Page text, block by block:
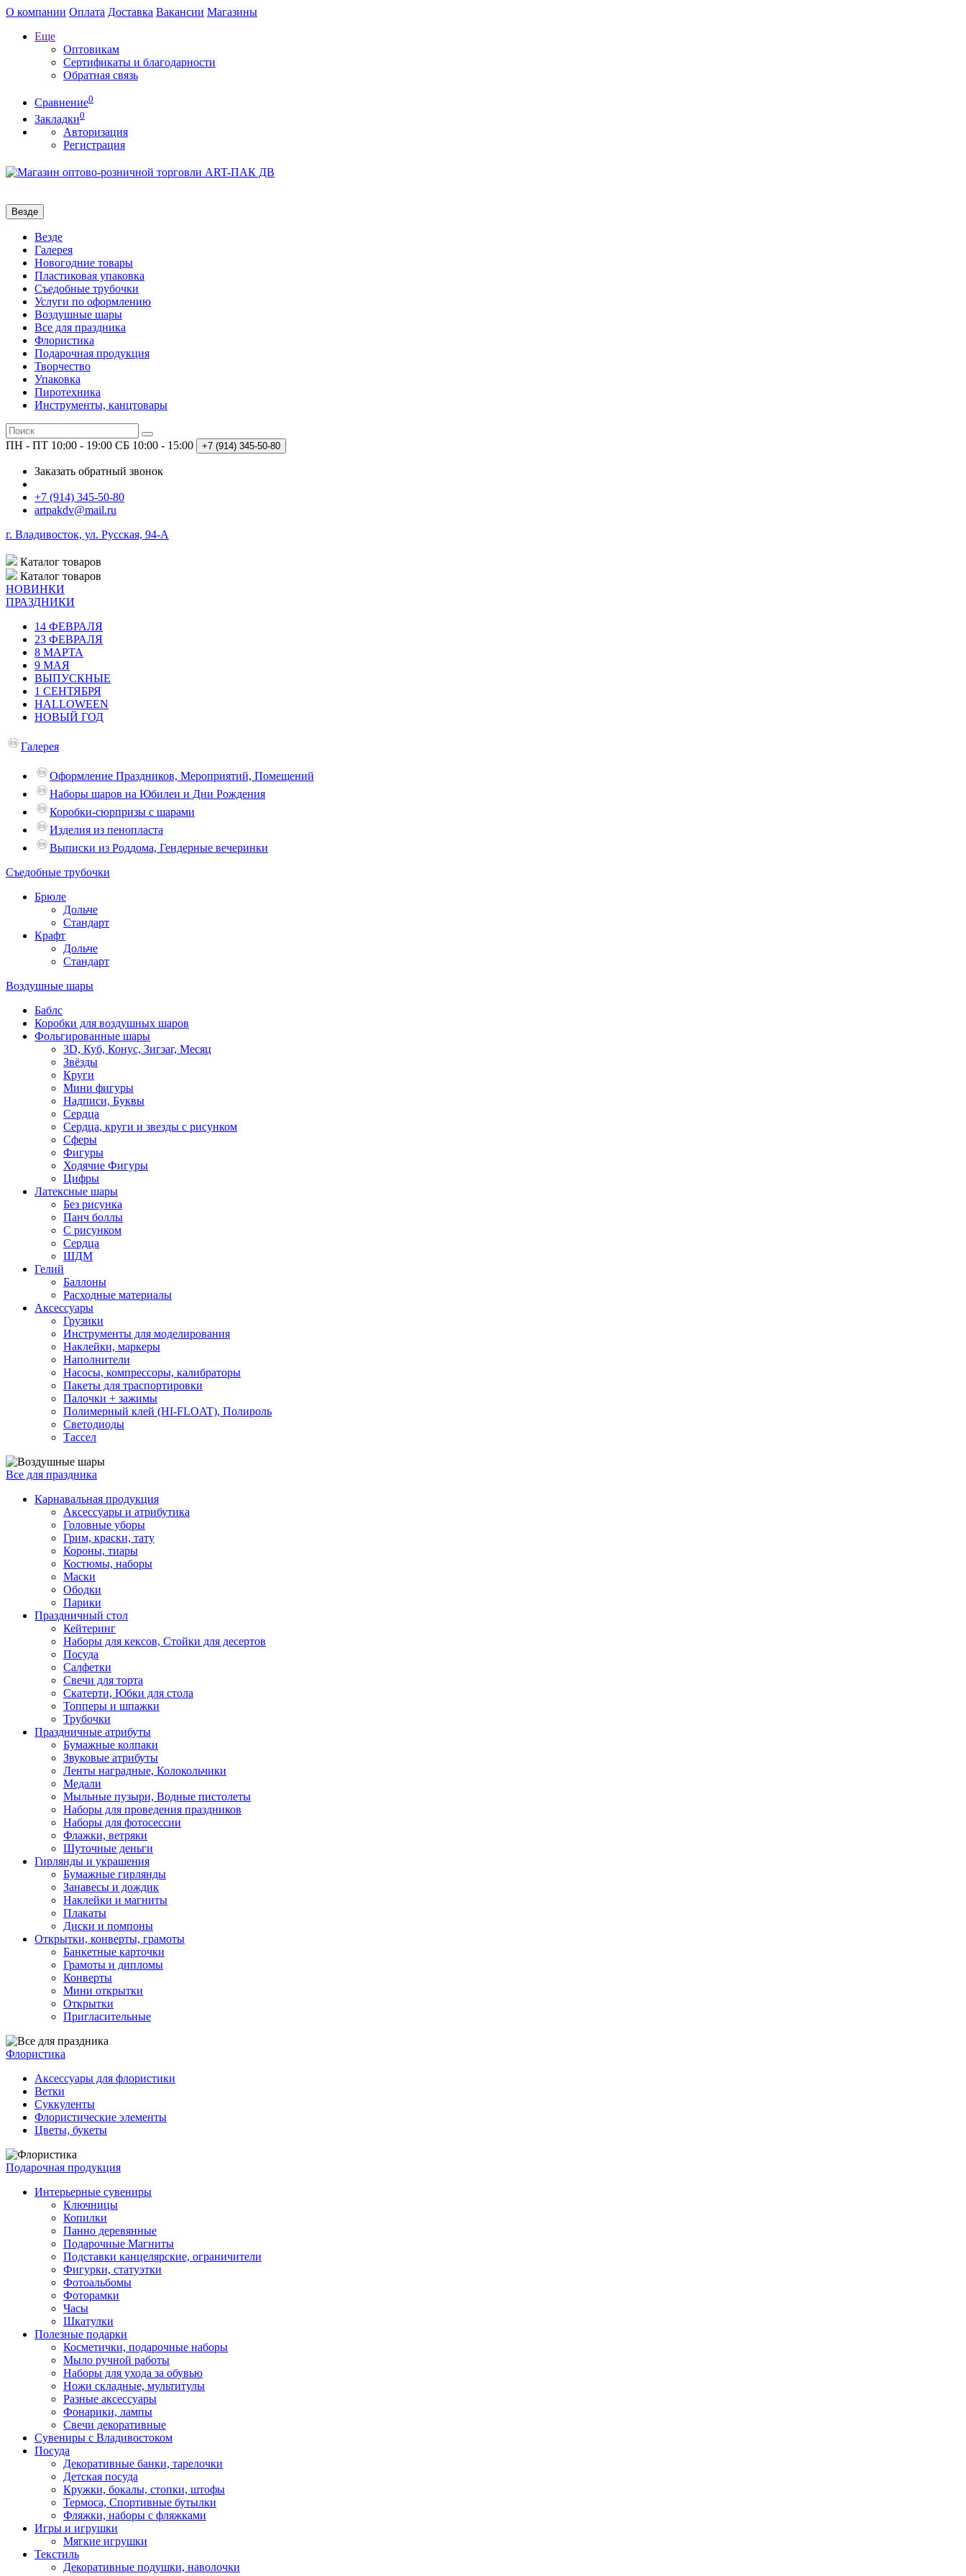
О компании Оплата Доставка Вакансии Магазины
Еще
Оптовикам
Сертификаты и благодарности
Обратная связь
Сравнение0
Закладки0
Авторизация
Регистрация
Везде
Везде
Галерея
Новогодние товары
Пластиковая упаковка
Съедобные трубочки
Услуги по оформлению
Воздушные шары
Все для праздника
Флористика
Подарочная продукция
Творчество
Упаковка
Пиротехника
Инструменты, канцтовары
ПН - ПТ 10:00 - 19:00 СБ 10:00 - 15:00 +7 (914) 345-50-80
Заказать обратный звонок
+7 (914) 345-50-80
artpakdv@mail.ru
г. Владивосток, ул. Русская, 94-А
Каталог товаров
Каталог товаров
НОВИНКИ
ПРАЗДНИКИ
14 ФЕВРАЛЯ
23 ФЕВРАЛЯ
8 МАРТА
9 МАЯ
ВЫПУСКНЫЕ
1 СЕНТЯБРЯ
HALLOWEEN
НОВЫЙ ГОД
Галерея
Оформление Праздников, Мероприятий, Помещений
Наборы шаров на Юбилеи и Дни Рождения
Коробки-сюрпризы с шарами
Изделия из пенопласта
Выписки из Роддома, Гендерные вечеринки
Съедобные трубочки
Брюле
Дольче
Стандарт
Крафт
Дольче
Стандарт
Воздушные шары
Баблс
Коробки для воздушных шаров
Фольгированные шары
3D, Куб, Конус, Зигзаг, Месяц
Звёзды
Круги
Мини фигуры
Надписи, Буквы
Сердца
Сердца, круги и звезды с рисунком
Сферы
Фигуры
Ходячие Фигуры
Цифры
Латексные шары
Без рисунка
Панч боллы
С рисунком
Сердца
ШДМ
Гелий
Баллоны
Расходные материалы
Аксессуары
Грузики
Инструменты для моделирования
Наклейки, маркеры
Наполнители
Насосы, компрессоры, калибраторы
Пакеты для траспортировки
Палочки + зажимы
Полимерный клей (HI-FLOAT), Полироль
Светодиоды
Тассел
Все для праздника
Карнавальная продукция
Аксессуары и атрибутика
Головные уборы
Грим, краски, тату
Короны, тиары
Костюмы, наборы
Маски
Ободки
Парики
Праздничный стол
Кейтеринг
Наборы для кексов, Стойки для десертов
Посуда
Салфетки
Свечи для торта
Скатерти, Юбки для стола
Топперы и шпажки
Трубочки
Праздничные атрибуты
Бумажные колпаки
Звуковые атрибуты
Ленты наградные, Колокольчики
Медали
Мыльные пузыри, Водные пистолеты
Наборы для проведения праздников
Наборы для фотосессии
Флажки, ветряки
Шуточные деньги
Гирлянды и украшения
Бумажные гирлянды
Занавесы и дождик
Наклейки и магниты
Плакаты
Диски и помпоны
Открытки, конверты, грамоты
Банкетные карточки
Грамоты и дипломы
Конверты
Мини открытки
Открытки
Пригласительные
Флористика
Аксессуары для флористики
Ветки
Суккуленты
Флористические элементы
Цветы, букеты
Подарочная продукция
Интерьерные сувениры
Ключницы
Копилки
Панно деревянные
Подарочные Магниты
Подставки канцелярские, ограничители
Фигурки, статуэтки
Фотоальбомы
Фоторамки
Часы
Шкатулки
Полезные подарки
Косметички, подарочные наборы
Мыло ручной работы
Наборы для ухода за обувью
Ножи складные, мультитулы
Разные аксессуары
Фонарики, лампы
Свечи декоративные
Сувениры с Владивостоком
Посуда
Декоративные банки, тарелочки
Детская посуда
Кружки, бокалы, стопки, штофы
Термоса, Спортивные бутылки
Фляжки, наборы с фляжками
Игры и игрушки
Мягкие игрушки
Текстиль
Декоративные подушки, наволочки